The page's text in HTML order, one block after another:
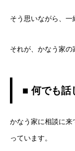
そう思いながら、一
それが、かなう家の
■ 何でも話
かなう家に相談に
っています。